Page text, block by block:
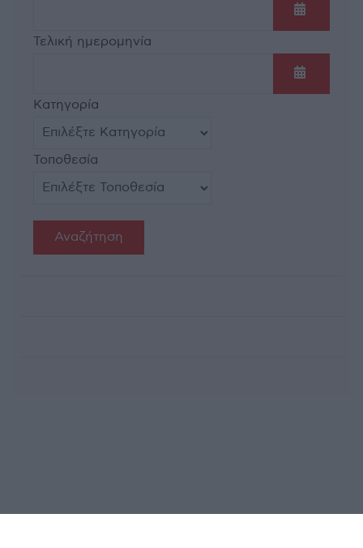
Ανοίξτε
Τελική ημερομηνία
Ανοίξτε
Κατηγορία
Τοποθεσία